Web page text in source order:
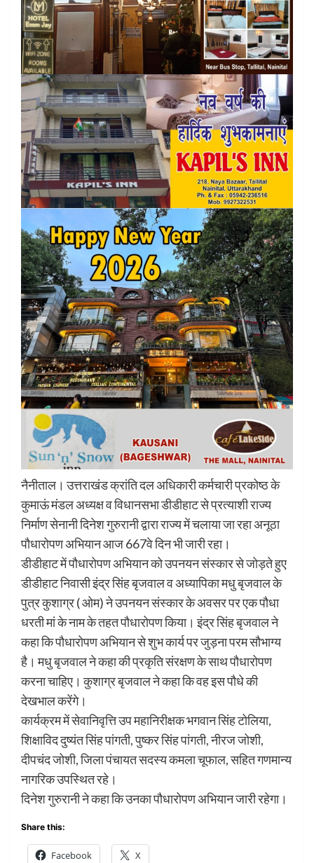
नैनीताल। उत्तराखंड क्रांति दल अधिकारी कर्मचारी प्रकोष्ठ के
कुमाऊं मंडल अध्यक्ष व विधानसभा डीडीहाट से प्रत्याशी राज्य
निर्माण सेनानी दिनेश गुरुरानी द्वारा राज्य में चलाया जा रहा अनूठा
पौधारोपण अभियान आज 667वे दिन भी जारी रहा।
डीडीहाट में पौधारोपण अभियान को उपनयन संस्कार से जोड़ते हुए
डीडीहाट निवासी इंद्र सिंह बृजवाल व अध्यापिका मधु बृजवाल के
पुत्र कुशाग्र ( ओम) ने उपनयन संस्कार के अवसर पर एक पौधा
धरती मां के नाम के तहत पौधारोपण किया। इंद्र सिंह बृजवाल ने
कहा कि पौधारोपण अभियान से शुभ कार्य पर जुड़ना परम सौभाग्य
है। मधु बृजवाल ने कहा की प्रकृति संरक्षण के साथ पौधारोपण
करना चाहिए। कुशाग्र बृजवाल ने कहा कि वह इस पौधे की
देखभाल करेंगे।
कार्यक्रम में सेवानिवृत्ति उप महानिरीक्षक भगवान सिंह टोलिया,
शिक्षाविद दुष्यंत सिंह पांगती, पुष्कर सिंह पांगती, नीरज जोशी,
दीपचंद जोशी, जिला पंचायत सदस्य कमला चूफाल, सहित गणमान्य
नागरिक उपस्थित रहे।
दिनेश गुरुरानी ने कहा कि उनका पौधारोपण अभियान जारी रहेगा।
Share this:
Facebook X